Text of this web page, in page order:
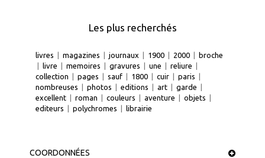
Les plus recherchés
livres | magazines | journaux | 1900 | 2000 | broche
| livre | memoires | gravures | une | reliure |
collection | pages | sauf | 1800 | cuir | paris |
nombreuses | photos | editions | art | garde |
excellent | roman | couleurs | aventure | objets |
editeurs | polychromes | librairie
COORDONNÉES